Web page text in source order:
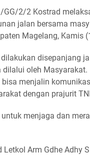
2/2 Kostrad
jalan bersama
Magelang, Kamis
disepanjang
oleh Masyarakat.
menjalin
dengan prajurit
menjaga dan
Arm Gdhe Adhy